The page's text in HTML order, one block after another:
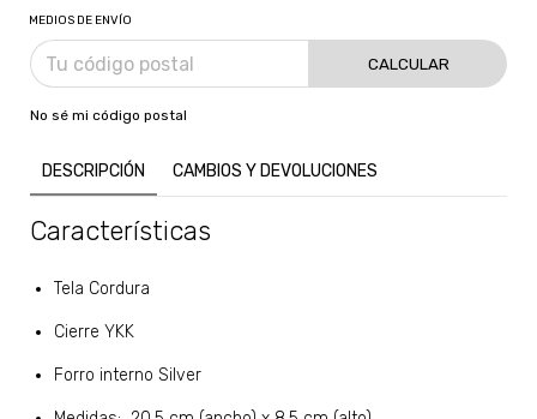
MEDIOS DE ENVÍO
CALCULAR
No sé mi código postal
DESCRIPCIÓN CAMBIOS Y DEVOLUCIONES
Características
Tela Cordura
Cierre YKK
Forro interno Silver